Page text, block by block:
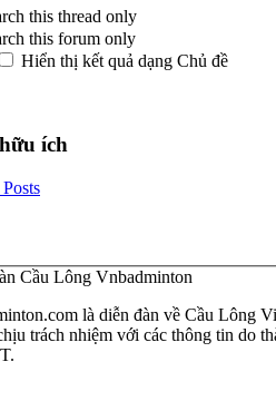
this thread only
this forum only
Hiển thị kết quả dạng Chủ đề
ích
Cầu Lông Vnbadminton
là diễn đàn về Cầu Lông
trách nhiệm với các thông tin do